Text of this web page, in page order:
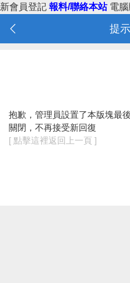
新會員登記 報料/聯絡本站 電腦
提
抱歉，管理員設置了本版塊最
關閉，不再接受新回復
[ 點擊這裡返回上一頁 ]